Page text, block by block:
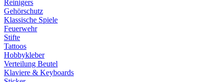
Reinigers
Gehörschutz
Klassische Spiele
Feuerwehr
Stifte
Tattoos
Hobbykleber
Verteilung Beutel
Klaviere & Keyboards